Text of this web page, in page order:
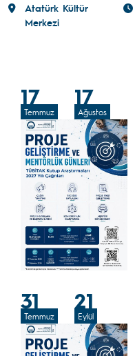
Atatürk Kültür
Merkezi
17
Temmuz
17
Ağustos
31
Temmuz
21
Eylül